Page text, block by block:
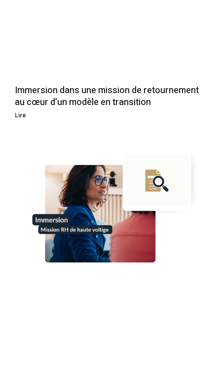
Immersion dans une mission de retournement
au cœur d’un modèle en transition
Lire